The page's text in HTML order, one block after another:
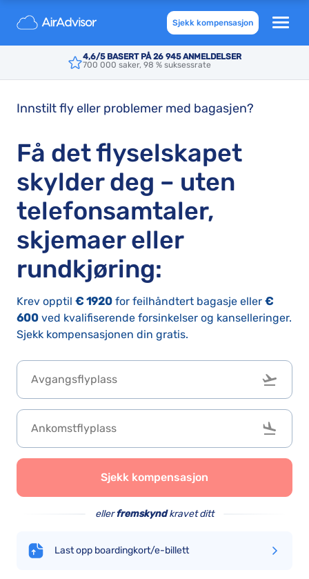
Sjekk kompensasjon
4,6/5 BASERT PÅ 26 945 ANMELDELSER
700 000 saker, 98 % suksessrate
Reviews.io 4,6/5 basert på26 945
Innstilt fly eller problemer med bagasjen?
Få det flyselskapet
skylder deg – uten
telefonsamtaler,
skjemaer eller
rundkjøring:
Krev opptil € 1920 for feilhåndtert bagasje eller €
600 ved kvalifiserende forsinkelser og kanselleringer.
Sjekk kompensasjonen din gratis.
Sjekk kompensasjon
ellerfremskyndkravet ditt
Last opp boardingkort/e-billett